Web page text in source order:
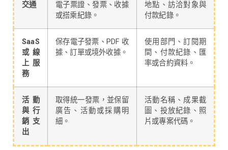
交通
電子票證、發票、收據
或搭乘紀錄。
地點、訪洽對象與
付款紀錄。
SaaS
或線
上服
務
保存電子發票、PDF 收
據、訂單或境外收據。
使用部門、訂閱期
間、付款紀錄、匯
率或合約資料。
活動
與行
銷支
出
取得統一發票，並保留
廣告、活動或採購明
細。
活動名稱、成果截
圖、投放紀錄、照
片或專案代碼。